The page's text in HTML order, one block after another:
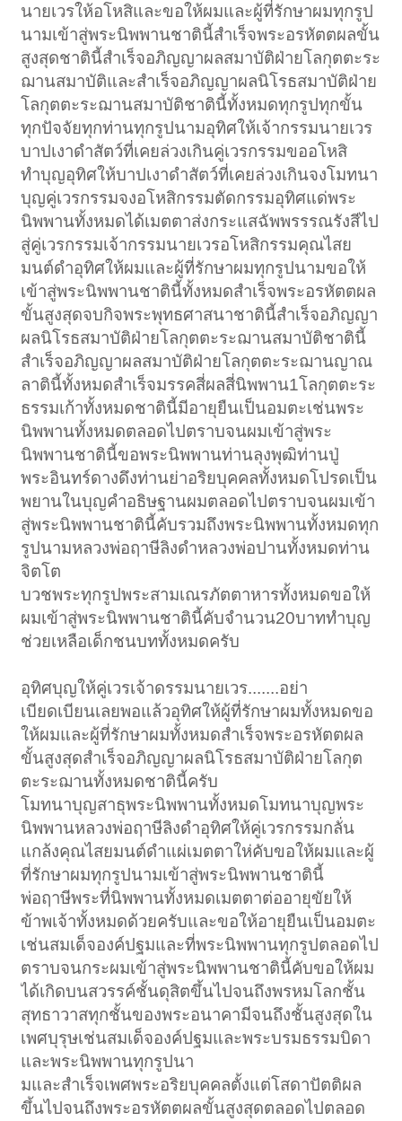
นายเวรให้อโหสิและขอให้ผมและผู้ที่รักษาผมทุกรูป
นามเข้าสู่พระนิพพานชาตินี้สำเร็จพระอรหัตตผลขั้น
สูงสุดชาตินี้สำเร็จอภิญญาผลสมาบัติฝ่ายโลกุตตะระ
ฌานสมาบัติและสำเร็จอภิญญาผลนิโรธสมาบัติฝ่าย
โลกุตตะระฌานสมาบัติชาตินี้ทั้งหมดทุกรูปทุกขั้น
ทุกปัจจัยทุกท่านทุกรูปนามอุทิศให้เจ้ากรรมนายเวร
บาปเงาดำสัตว์ที่เคยล่วงเกินคู่เวรกรรมขออโหสิ
ทำบุญอุทิศให้บาปเงาดำสัตว์ที่เคยล่วงเกินจงโมทนา
บุญคู่เวรกรรมจงอโหสิกรรมตัดกรรมอุทิศแด่พระ
นิพพานทั้งหมดได้เมตตาส่งกระแสฉัพพรรรณรังสีไป
สู่คู่เวรกรรมเจ้ากรรมนายเวรอโหสิกรรมคุณไสย
มนต์ดำอุทิศให้ผมและผู้ที่รักษาผมทุกรูปนามขอให้
เข้าสู่พระนิพพานชาตินี้ทั้งหมดสำเร็จพระอรหัตตผล
ขั้นสูงสุดจบกิจพระพุทธศาสนาชาตินี้สำเร็จอภิญญา
ผลนิโรธสมาบัติฝ่ายโลกุตตะระฌานสมาบัติชาตินี้
สำเร็จอภิญญาผลสมาบัติฝ่ายโลกุตตะระฌานญาณ
ลาตินี้ทั้งหมดสำเร็จมรรคสี่ผลสี่นิพพาน1โลกุตตะระ
ธรรมเก้าทั้งหมดชาตินี้มีอายุยืนเป็นอมตะเช่นพระ
นิพพานทั้งหมดตลอดไปตราบจนผมเข้าสู่พระ
นิพพานชาตินี้ขอพระนิพพานท่านลุงพุฒิท่านปู่
พระอินทร์ดางดึงท่านย่าอริยบุคคลทั้งหมดโปรดเป็น
พยานในบุญคำอธิษฐานผมตลอดไปตราบจนผมเข้า
สู่พระนิพพานชาตินี้คับรวมถึงพระนิพพานทั้งหมดทุก
รูปนามหลวงพ่อฤาษีลิงดำหลวงพ่อปานทั้งหมดท่าน
จิตโต
บวชพระทุกรูปพระสามเณรภัตตาหารทั้งหมดขอให้
ผมเข้าสู่พระนิพพานชาตินี้คับจำนวน20บาททำบุญ
ช่วยเหลือเด็กชนบททั้งหมดครับ
อุทิศบุญให้คู่เวรเจ้าดรรมนายเวร.......อย่า
เบียดเบียนเลยพอแล้วอุทิศให้ผู้ที่รักษาผมทั้งหมดขอ
ให้ผมและผู้ที่รักษาผมทั้งหมดสำเร็จพระอรหัตตผล
ขั้นสูงสุดสำเร็จอภิญญาผลนิโรธสมาบัติฝ่ายโลกุต
ตะระฌานทั้งหมดชาตินี้ครับ
โมทนาบุญสาธุพระนิพพานทั้งหมดโมทนาบุญพระ
นิพพานหลวงพ่อฤาษีลิงดำอุทิศให้คู่เวรกรรมกลั่น
แกล้งคุณไสยมนต์ดำแผ่เมตตาให่คับขอให้ผมและผู้
ที่รักษาผมทุกรูปนามเข้าสู่พระนิพพานชาตินี้
พ่อฤาษีพระที่นิพพานทั้งหมดเมตตาต่ออายุขัยให้
ข้าพเจ้าทั้งหมดด้วยครับและขอให้อายุยืนเป็นอมตะ
เช่นสมเด็จองค์ปฐมและที่พระนิพพานทุกรูปตลอดไป
ตราบจนกระผมเข้าสู่พระนิพพานชาตินี้คับขอให้ผม
ได้เกิดบนสวรรค์ชั้นดุสิตขึ้นไปจนถึงพรหมโลกชั้น
สุทธาวาสทุกชั้นของพระอนาคามีจนถึงชั้นสูงสุดใน
เพศบุรุษเช่นสมเด็จองค์ปฐมและพระบรมธรรมบิดา
และพระนิพพานทุกรูปนา
มและสำเร็จเพศพระอริยบุคคลตั้งแต่โสดาปัตติผล
ขึ้นไปจนถึงพระอรหัตตผลขั้นสูงสุดตลอดไปตลอด